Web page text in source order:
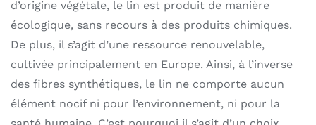
d’origine végétale, le lin est produit de manière
écologique, sans recours à des produits chimiques.
De plus, il s’agit d’une ressource renouvelable,
cultivée principalement en Europe. Ainsi, à l’inverse
des fibres synthétiques, le lin ne comporte aucun
élément nocif ni pour l’environnement, ni pour la